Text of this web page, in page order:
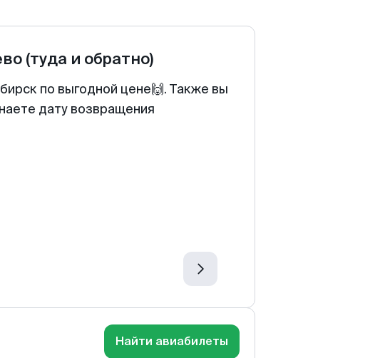
(туда и обратно)
по выгодной цене🙌. Также вы
дату возвращения
Найти авиабилеты